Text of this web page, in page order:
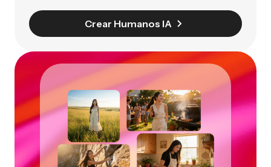
Crear Humanos IA